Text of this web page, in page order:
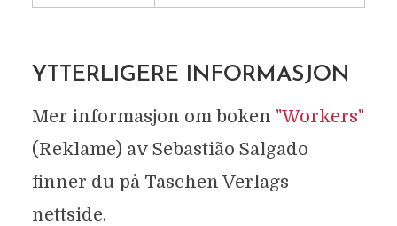
YTTERLIGERE INFORMASJON
Mer informasjon om boken "Workers"
(Reklame) av Sebastião Salgado
finner du på Taschen Verlags
nettside.